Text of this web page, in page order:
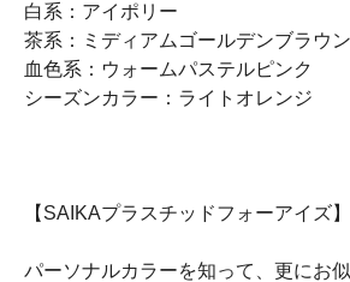
白系：アイポリー
茶系：ミディアムゴールデンブラウン
血色系：ウォームパステルピンク
シーズンカラー：ライトオレンジ
【SAIKAプラスチッドフォーアイズ】
パーソナルカラーを知って、更にお